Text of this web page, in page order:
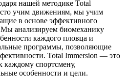
нашей методике Total
учим движениям, мы учим
в основе эффективного
анализируем биомеханику
каждого пловца и
программы, позволяющие
Total Immersion — это
каждому спортсмену,
особенности и цели.